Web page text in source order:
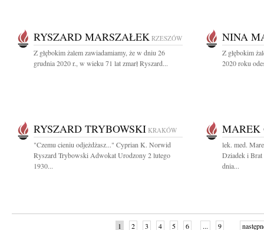
RYSZARD MARSZAŁEK RZESZÓW
Z głębokim żalem zawiadamiamy, że w dniu 26
grudnia 2020 r., w wieku 71 lat zmarł Ryszard...
NINA
Z głębokim
2020 roku
RYSZARD TRYBOWSKI KRAKÓW
"Czemu cieniu odjeżdżasz..." Cyprian K. Norwid
Ryszard Trybowski Adwokat Urodzony 2 lutego
1930...
MAREK
lek. med.
Dziadek i Brat
dnia...
1 2 3 4 5 6 ... 9